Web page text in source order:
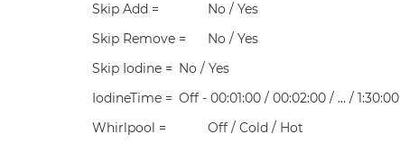
Skip Add =
No / Yes
Skip Remove =
No / Yes
Skip Iodine = No / Yes
IodineTime = Off - 00:01:00 / 00:02:00 / ... / 1:30:00
Whirlpool =
Off / Cold / Hot